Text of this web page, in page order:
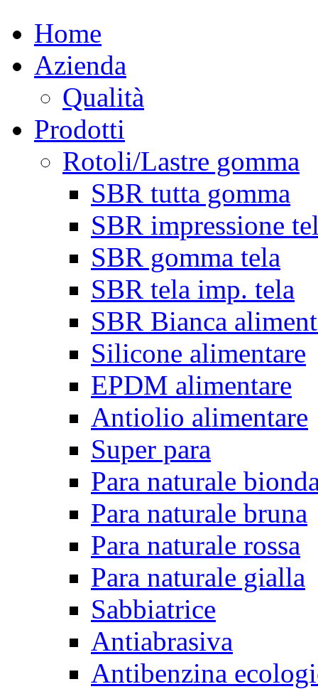
Home
Azienda
Qualità
Prodotti
Rotoli/Lastre gomma
SBR tutta gomma
SBR impressione
SBR gomma tela
SBR tela imp. tela
SBR Bianca
Silicone alimentare
EPDM alimentare
Antiolio alimentare
Super para
Para naturale
Para naturale bruna
Para naturale rossa
Para naturale gialla
Sabbiatrice
Antiabrasiva
Antibenzina